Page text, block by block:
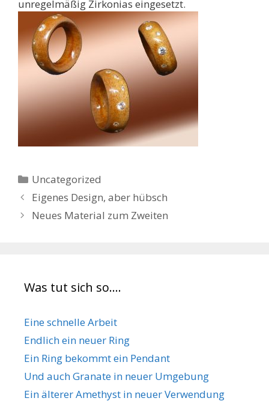
unregelmäßig Zirkonias eingesetzt.
Kategorien
Uncategorized
Eigenes Design, aber hübsch
Neues Material zum Zweiten
Was tut sich so….
Eine schnelle Arbeit
Endlich ein neuer Ring
Ein Ring bekommt ein Pendant
Und auch Granate in neuer Umgebung
Ein älterer Amethyst in neuer Verwendung